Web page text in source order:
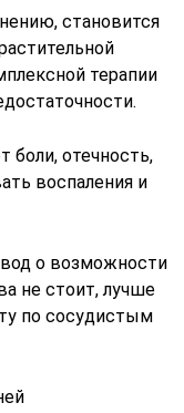
становится
терапии
боли, отечность,
воспаления и
о возможности
не стоит, лучше
по сосудистым